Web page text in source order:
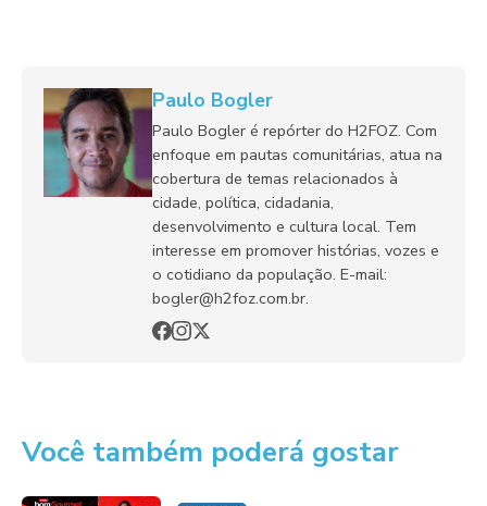
Paulo Bogler
Paulo Bogler é repórter do H2FOZ. Com
enfoque em pautas comunitárias, atua na
cobertura de temas relacionados à
cidade, política, cidadania,
desenvolvimento e cultura local. Tem
interesse em promover histórias, vozes e
o cotidiano da população. E-mail:
bogler@h2foz.com.br.
Você também poderá gostar